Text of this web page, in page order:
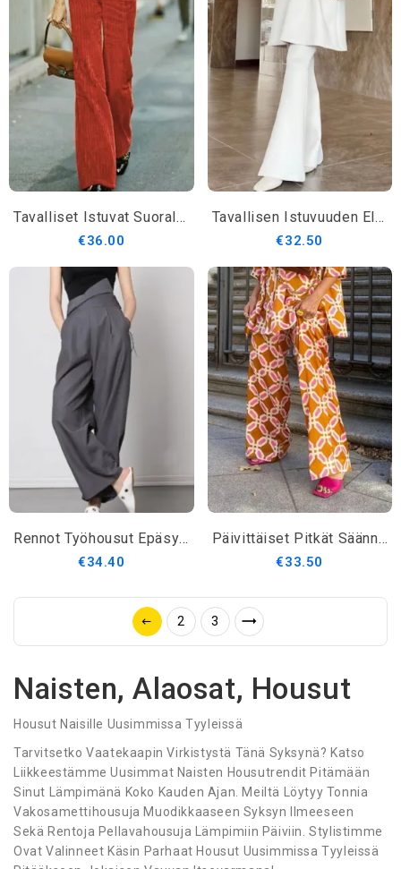
Tavalliset Istuvat Suoralahkeiset Housut
€36.00
Tavallisen Istuvuuden Elegantit Muotihousut Keskivyötärölle
€32.50
Rennot Työhousut Epäsymmetriset A-Linjaiset All Season Housut
€34.40
Päivittäiset Pitkät Säännölliset Urbaanit Muotihousut
€33.50
2 3
Naisten, Alaosat, Housut
Housut Naisille Uusimmissa Tyyleissä
Tarvitsetko Vaatekaapin Virkistystä Tänä Syksynä? Katso
Liikkeestämme Uusimmat Naisten Housutrendit Pitämään
Sinut Lämpimänä Koko Kauden Ajan. Meiltä Löytyy Tonnia
Vakosamettihousuja Muodikkaaseen Syksyn Ilmeeseen
Sekä Rentoja Pellavahousuja Lämpimiin Päiviin. Stylistimme
Ovat Valinneet Käsin Parhaat Housut Uusimmissa Tyyleissä